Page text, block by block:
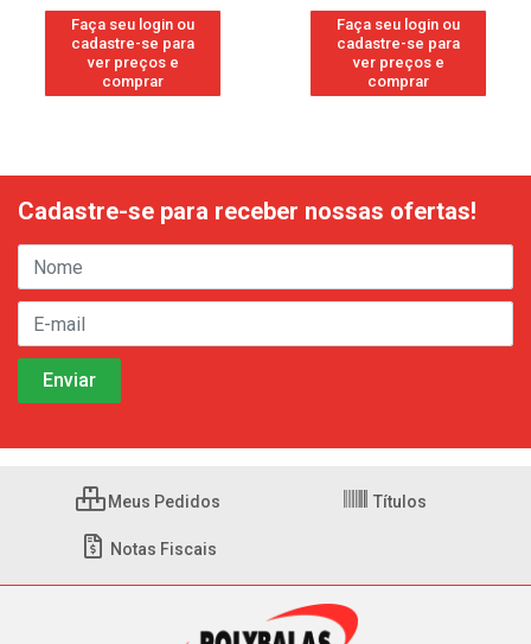
Faça seu login ou
cadastre-se para
ver preços e
comprar
Faça seu login ou
cadastre-se para
ver preços e
comprar
Cadastre-se para receber nossas ofertas!
Meus Pedidos Títulos
Notas Fiscais